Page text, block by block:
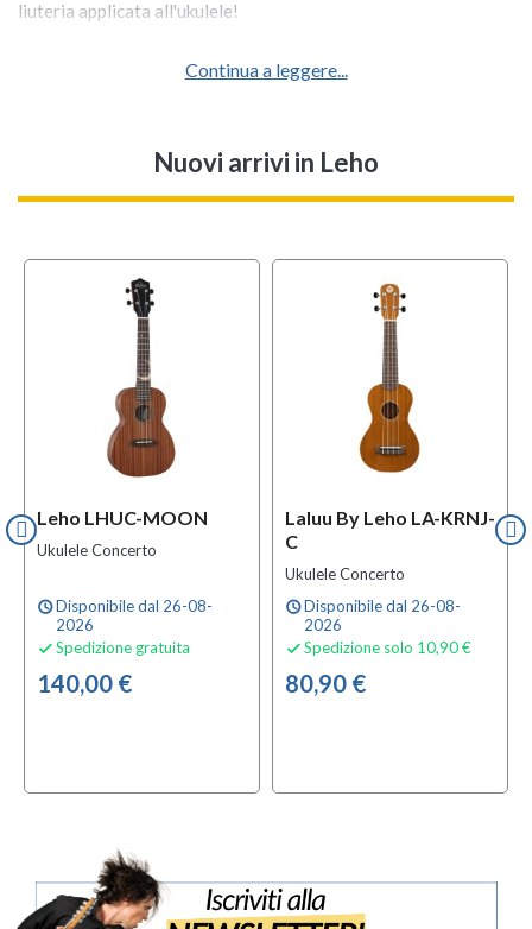
liuteria applicata all'ukulele!
Continua a leggere...
Nuovi arrivi in Leho
Leho LHUC-MOON
Ukulele Concerto
scheduleDisponibile dal 26-08-
2026
 Spedizione gratuita
140,00 €
Laluu By Leho LA-KRNJ-
C
Ukulele Concerto
scheduleDisponibile dal 26-08-
2026
 Spedizione solo 10,90 €
80,90 €